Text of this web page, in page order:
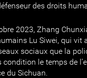
des droits
2023, Zhang
Lu Siwei, qui vit
sociaux que la
condition le temps de
du Sichuan.